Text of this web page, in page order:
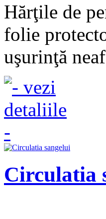
Hărţile de
folie
uşurinţă
Circulatia